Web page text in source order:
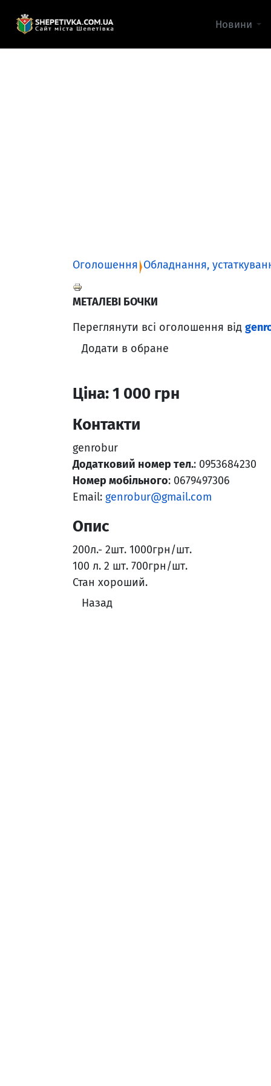
Новини
Оголошення Обладнання,
МЕТАЛЕВІ БОЧКИ
Переглянути всі оголошення від
Додати в обране
Ціна: 1 000 грн
Контакти
genrobur
Додатковий номер тел.: 0953684230
Номер мобільного: 0679497306
Email: genrobur@gmail.com
Опис
200л.- 2шт. 1000грн/шт.
100 л. 2 шт. 700грн/шт.
Стан хороший.
Назад